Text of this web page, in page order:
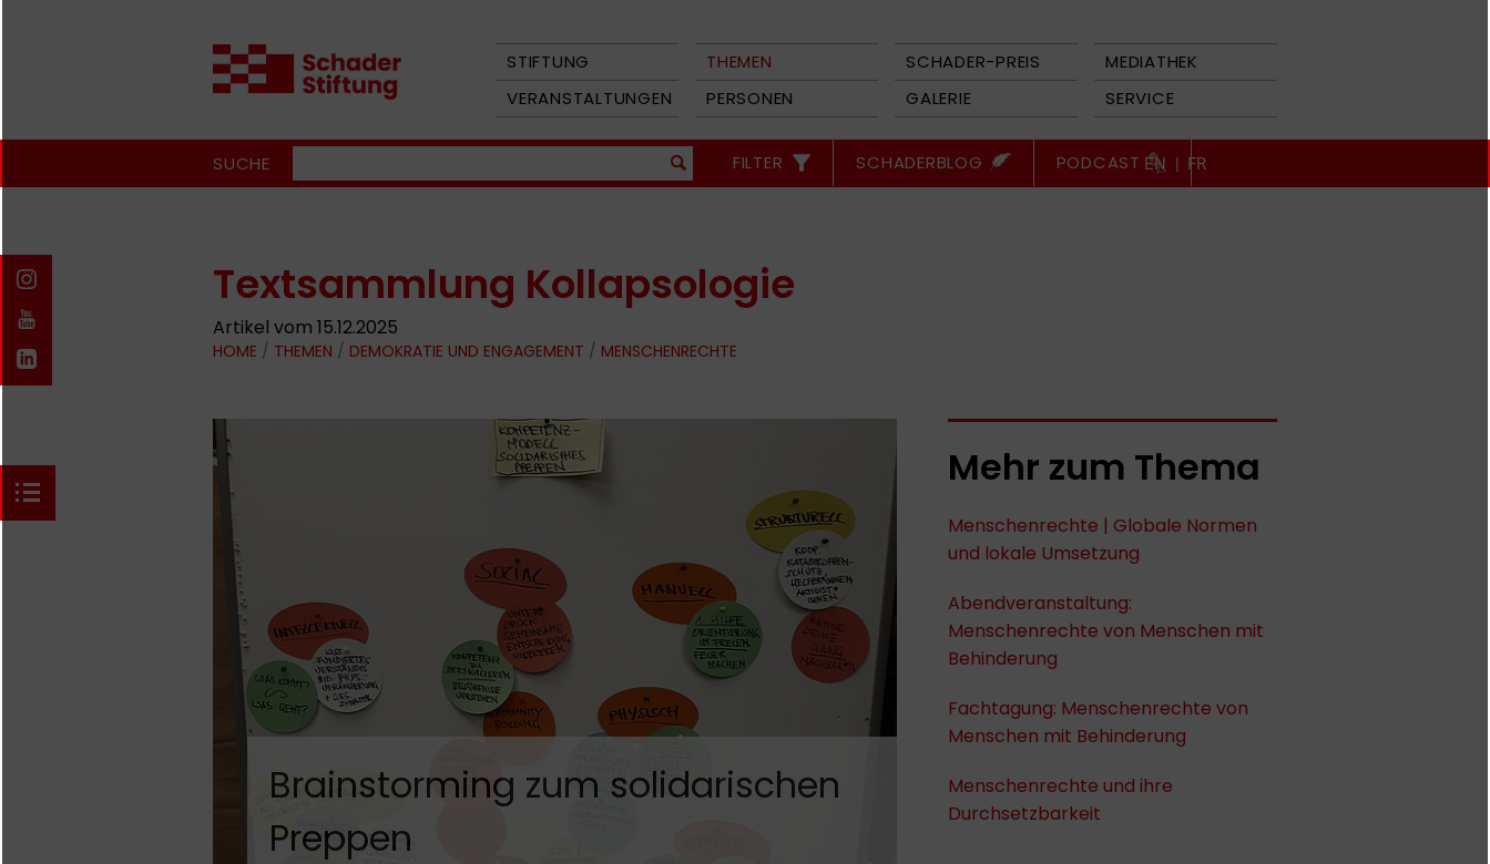
STIFTUNG THEMEN SCHADER-PREIS
MEDIATHEK
VERANSTALTUNGEN
PERSONEN GALERIE SERVICE
SUCHE FILTER SCHADERBLOG PODCAST EN | FR
Textsammlung Kollapsologie
Artikel vom 15.12.2025
HOME / THEMEN / DEMOKRATIE UND ENGAGEMENT / MENSCHENRECHTE
Brainstorming zum solidarischen
Preppen
Mehr zum Thema
Menschenrechte | Globale Normen
und lokale Umsetzung
Abendveranstaltung:
Menschenrechte von Menschen mit
Behinderung
Fachtagung: Menschenrechte von
Menschen mit Behinderung
Menschenrechte und ihre
Durchsetzbarkeit